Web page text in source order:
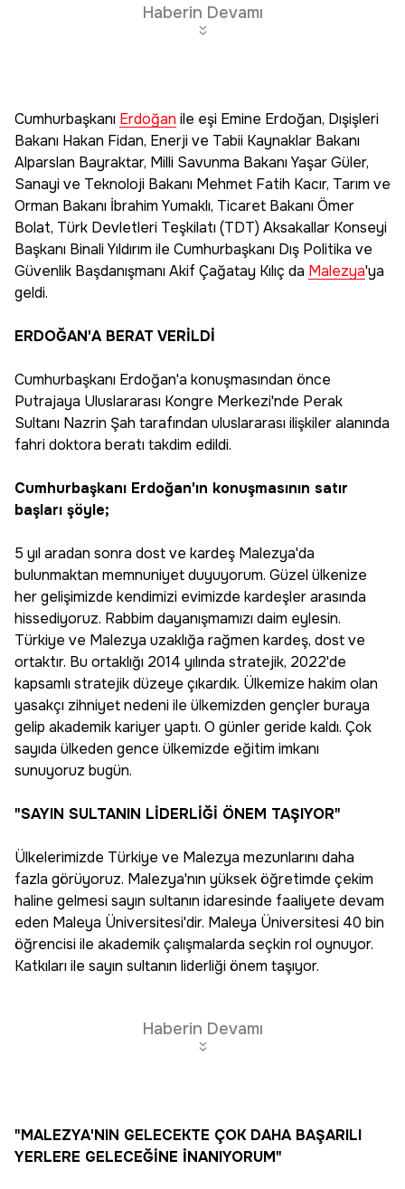
Haberin Devamı
Cumhurbaşkanı Erdoğan ile eşi Emine Erdoğan, Dışişleri
Bakanı Hakan Fidan, Enerji ve Tabii Kaynaklar Bakanı
Alparslan Bayraktar, Milli Savunma Bakanı Yaşar Güler,
Sanayi ve Teknoloji Bakanı Mehmet Fatih Kacır, Tarım ve
Orman Bakanı İbrahim Yumaklı, Ticaret Bakanı Ömer
Bolat, Türk Devletleri Teşkilatı (TDT) Aksakallar Konseyi
Başkanı Binali Yıldırım ile Cumhurbaşkanı Dış Politika ve
Güvenlik Başdanışmanı Akif Çağatay Kılıç da Malezya'ya
geldi.
ERDOĞAN'A BERAT VERİLDİ
Cumhurbaşkanı Erdoğan'a konuşmasından önce
Putrajaya Uluslararası Kongre Merkezi'nde Perak
Sultanı Nazrin Şah tarafından uluslararası ilişkiler alanında
fahri doktora beratı takdim edildi.
Cumhurbaşkanı Erdoğan'ın konuşmasının satır
başları şöyle;
5 yıl aradan sonra dost ve kardeş Malezya'da
bulunmaktan memnuniyet duyuyorum. Güzel ülkenize
her gelişimizde kendimizi evimizde kardeşler arasında
hissediyoruz. Rabbim dayanışmamızı daim eylesin.
Türkiye ve Malezya uzaklığa rağmen kardeş, dost ve
ortaktır. Bu ortaklığı 2014 yılında stratejik, 2022'de
kapsamlı stratejik düzeye çıkardık. Ülkemize hakim olan
yasakçı zihniyet nedeni ile ülkemizden gençler buraya
gelip akademik kariyer yaptı. O günler geride kaldı. Çok
sayıda ülkeden gence ülkemizde eğitim imkanı
sunuyoruz bugün.
"SAYIN SULTANIN LİDERLİĞİ ÖNEM TAŞIYOR"
Ülkelerimizde Türkiye ve Malezya mezunlarını daha
fazla görüyoruz. Malezya'nın yüksek öğretimde çekim
haline gelmesi sayın sultanın idaresinde faaliyete devam
eden Maleya Üniversitesi'dir. Maleya Üniversitesi 40 bin
öğrencisi ile akademik çalışmalarda seçkin rol oynuyor.
Katkıları ile sayın sultanın liderliği önem taşıyor.
Haberin Devamı
"MALEZYA'NIN GELECEKTE ÇOK DAHA BAŞARILI
YERLERE GELECEĞİNE İNANIYORUM"